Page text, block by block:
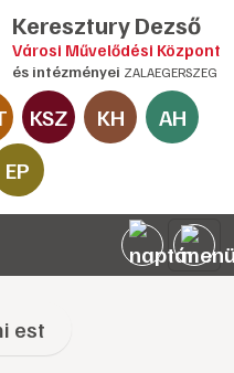
Keresztury Dezső
Városi Művelődési Központ
és intézményei ZALAEGERSZEG
KSZ KH
AH
EP
est